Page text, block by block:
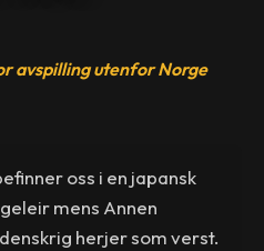
avspilling utenfor Norge
oss i en japansk
mens Annen
herjer som verst.